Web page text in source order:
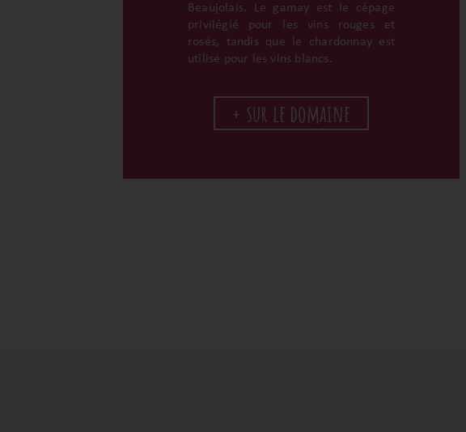
Beaujolais. Le gamay est le cépage
privilégié pour les vins rouges et
rosés, tandis que le chardonnay est
utilisé pour les vins blancs.
+ sur le domaine